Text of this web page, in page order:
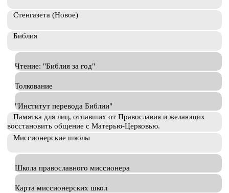
Стенгазета (Новое)
Библия
Чтение: "Библия за год"
Толкование
"Институт перевода Библии"
Памятка для лиц, отпавших от Православия и желающих
восстановить общение с Матерью-Церковью.
Миссионерские школы
Школа православного миссионера
Карта миссионерских школ